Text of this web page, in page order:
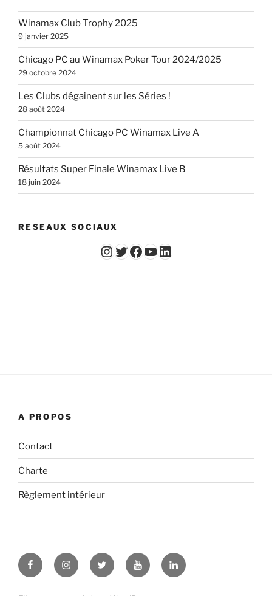
Winamax Club Trophy 2025
9 janvier 2025
Chicago PC au Winamax Poker Tour 2024/2025
29 octobre 2024
Les Clubs dégainent sur les Séries !
28 août 2024
Championnat Chicago PC Winamax Live A
5 août 2024
Résultats Super Finale Winamax Live B
18 juin 2024
RESEAUX SOCIAUX
Instagram
Twitter
Facebook
YouTube - Vidéos du Chicago Poker ClubLinkedIn
A PROPOS
Contact
Charte
Règlement intérieur
FacebookInstagramTwitter YouTubeLinkedIn